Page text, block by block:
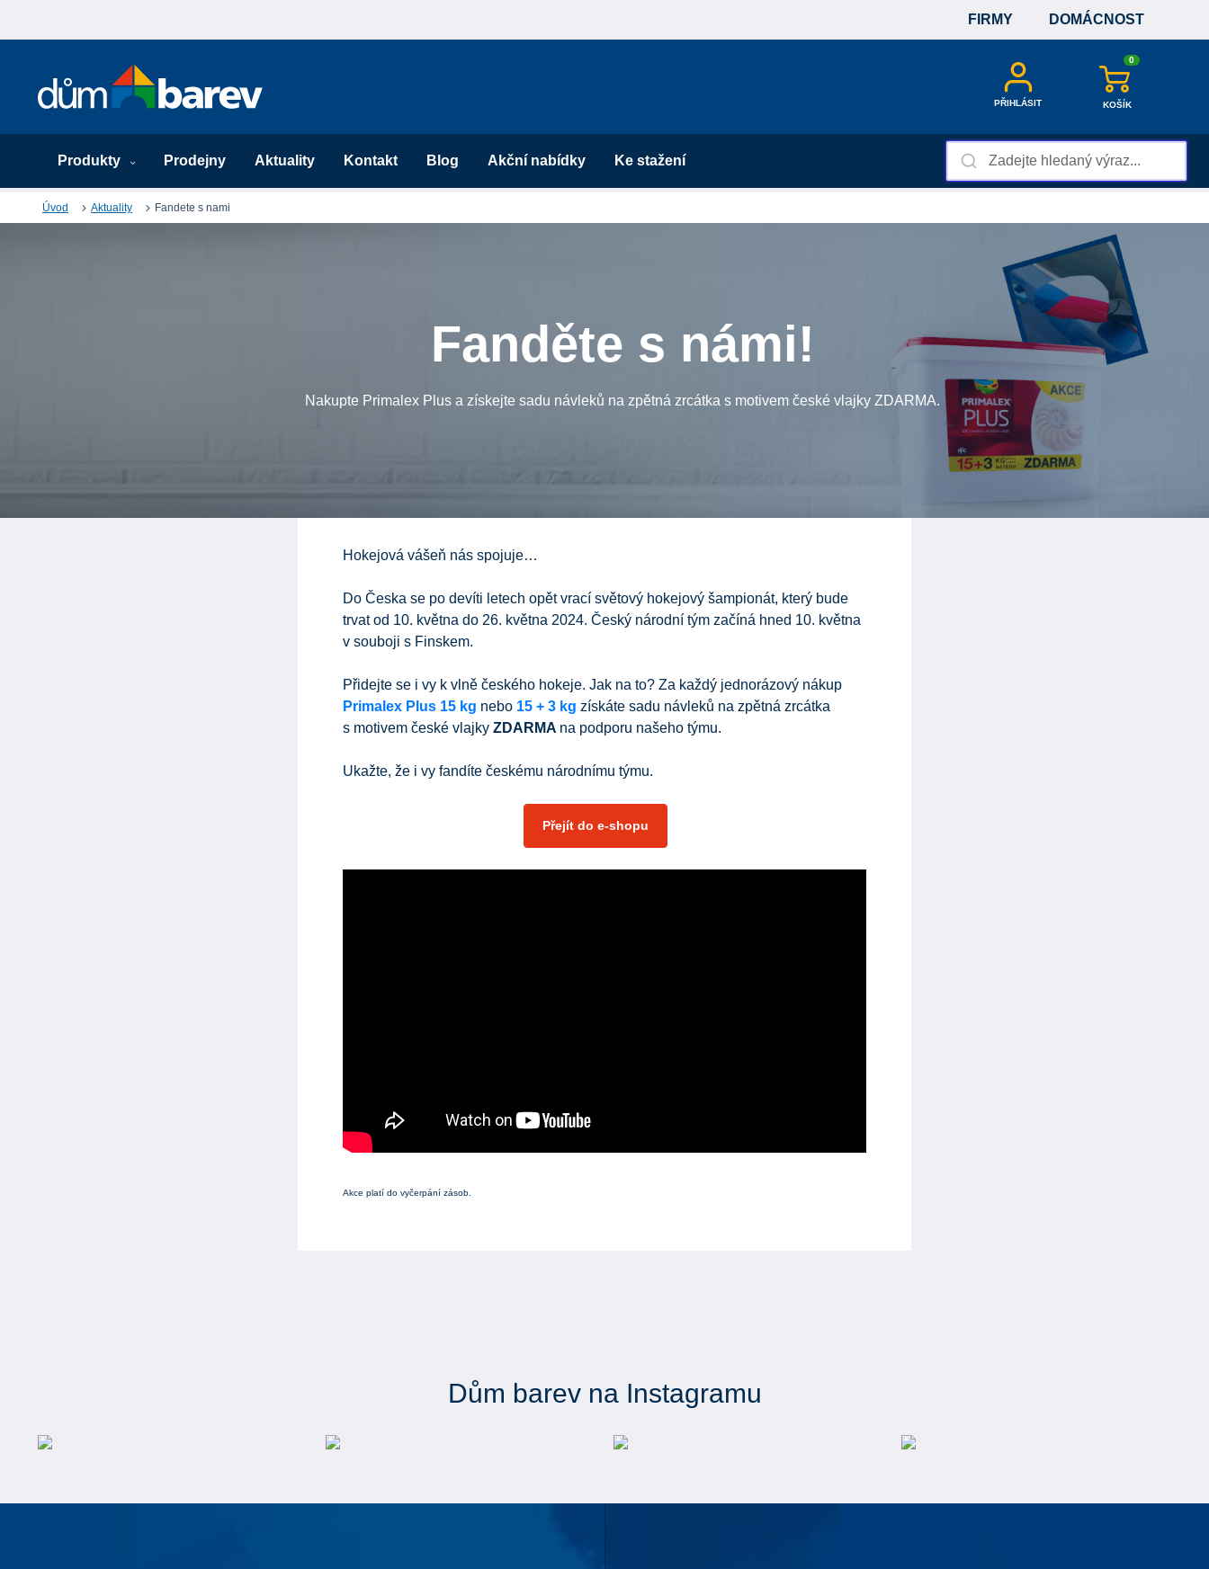
FIRMY DOMÁCNOST
PŘIHLÁSIT
0
KOŠÍK
Produkty Prodejny Aktuality Kontakt Blog Akční nabídky Ke stažení
Úvod Aktuality Fandete s nami
Fanděte s námi!
Nakupte Primalex Plus a získejte sadu návleků na zpětná zrcátka s motivem české vlajky ZDARMA.
Hokejová vášeň nás spojuje…
Do Česka se po devíti letech opět vrací světový hokejový šampionát, který bude
trvat od 10. května do 26. května 2024. Český národní tým začíná hned 10. května
v souboji s Finskem.
Přidejte se i vy k vlně českého hokeje. Jak na to? Za každý jednorázový nákup
Primalex Plus 15 kg nebo 15 + 3 kg získáte sadu návleků na zpětná zrcátka
s motivem české vlajky ZDARMA na podporu našeho týmu.
Ukažte, že i vy fandíte českému národnímu týmu.
Přejít do e-shopu
Akce platí do vyčerpání zásob.
Dům barev na Instagramu